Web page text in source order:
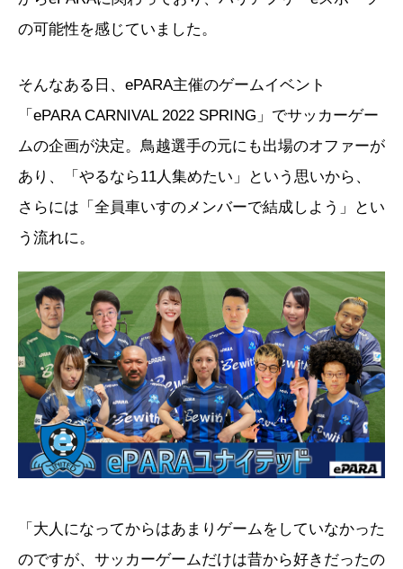
の可能性を感じていました。
そんなある日、ePARA主催のゲームイベント
「ePARA CARNIVAL 2022 SPRING」でサッカーゲー
ムの企画が決定。鳥越選手の元にも出場のオファーが
あり、「やるなら11人集めたい」という思いから、
さらには「全員車いすのメンバーで結成しよう」とい
う流れに。
「大人になってからはあまりゲームをしていなかった
のですが、サッカーゲームだけは昔から好きだったの